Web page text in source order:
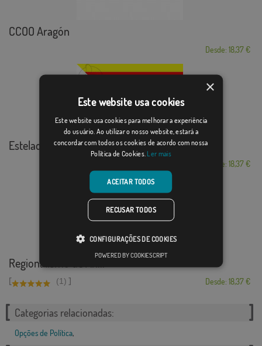
CCOO Aragón
Desde: 18,37 €
Estelada de las 3 ...
Desde: 18,37 €
Regionalismo de An...
[ (1) ] Desde: 18,37 €
Categorias relacionadas:
Opções de Política,
×
Este website usa cookies
Este website usa cookies para melhorar a experiência
do usuário. Ao utilizar o nosso website, estará a
concordar com todos os cookies de acordo com nossa
Política de Cookies. Ler mais
ACEITAR TODOS
RECUSAR TODOS
CONFIGURAÇÕES DE COOKIES
POWERED BY COOKIESCRIPT